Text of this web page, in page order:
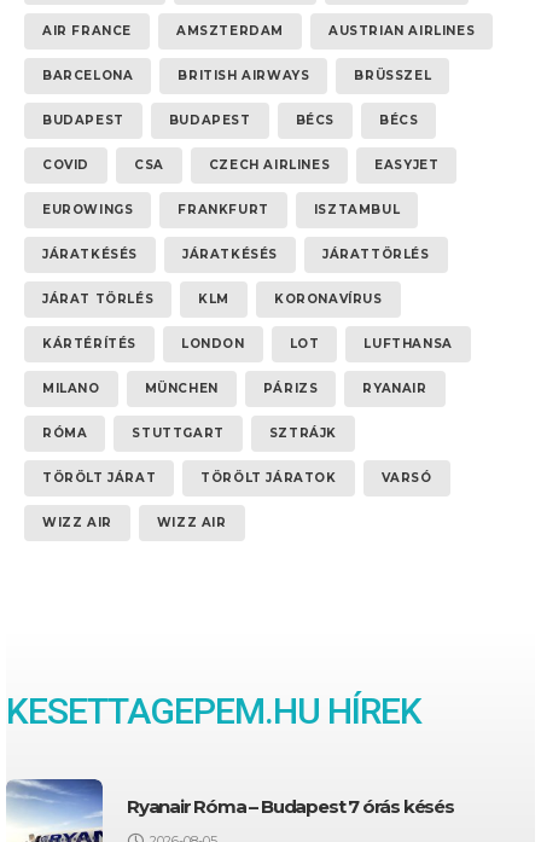
AIR FRANCE AMSZTERDAM AUSTRIAN AIRLINES
BARCELONA BRITISH AIRWAYS BRÜSSZEL
BUDAPEST BUDAPEST BÉCS BÉCS
COVID CSA CZECH AIRLINES EASYJET
EUROWINGS FRANKFURT ISZTAMBUL
JÁRATKÉSÉS JÁRATKÉSÉS JÁRATTÖRLÉS
JÁRAT TÖRLÉS KLM KORONAVÍRUS
KÁRTÉRÍTÉS LONDON LOT LUFTHANSA
MILANO MÜNCHEN PÁRIZS RYANAIR
RÓMA STUTTGART SZTRÁJK
TÖRÖLT JÁRAT TÖRÖLT JÁRATOK VARSÓ
WIZZ AIR WIZZ AIR
KESETTAGEPEM.HU HÍREK
Ryanair Róma – Budapest 7 órás késés